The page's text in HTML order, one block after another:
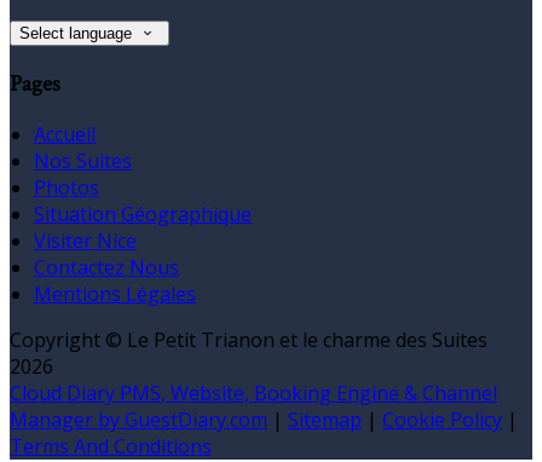
Select language
Pages
Accueil
Nos Suites
Photos
Situation Géographique
Visiter Nice
Contactez Nous
Mentions Légales
Copyright © Le Petit Trianon et le charme des Suites
2026
Cloud Diary PMS, Website, Booking Engine & Channel
Manager by GuestDiary.com | Sitemap | Cookie Policy |
Terms And Conditions